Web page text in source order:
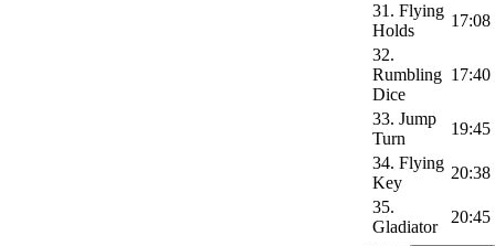
31. Flying
Holds
17:08
32.
Rumbling
Dice
17:40
33. Jump
Turn
19:45
34. Flying
Key
20:38
35.
Gladiator
20:45